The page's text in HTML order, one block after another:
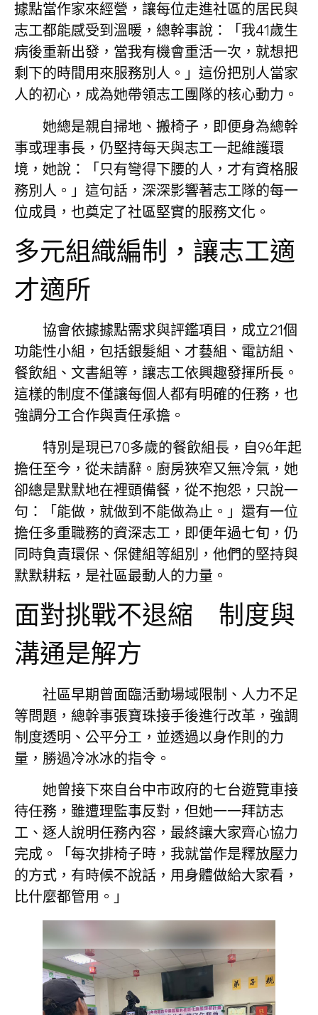
據點當作家來經營，讓每位走進社區的居民與
志工都能感受到溫暖，總幹事說：「我41歲生
病後重新出發，當我有機會重活一次，就想把
剩下的時間用來服務別人。」這份把別人當家
人的初心，成為她帶領志工團隊的核心動力。
她總是親自掃地、搬椅子，即便身為總幹
事或理事長，仍堅持每天與志工一起維護環
境，她說：「只有彎得下腰的人，才有資格服
務別人。」這句話，深深影響著志工隊的每一
位成員，也奠定了社區堅實的服務文化。
多元組織編制，讓志工適
才適所
協會依據據點需求與評鑑項目，成立21個
功能性小組，包括銀髮組、才藝組、電訪組、
餐飲組、文書組等，讓志工依興趣發揮所長。
這樣的制度不僅讓每個人都有明確的任務，也
強調分工合作與責任承擔。
特別是現已70多歲的餐飲組長，自96年起
擔任至今，從未請辭。廚房狹窄又無冷氣，她
卻總是默默地在裡頭備餐，從不抱怨，只說一
句：「能做，就做到不能做為止。」還有一位
擔任多重職務的資深志工，即便年過七旬，仍
同時負責環保、保健組等組別，他們的堅持與
默默耕耘，是社區最動人的力量。
面對挑戰不退縮 制度與
溝通是解方
社區早期曾面臨活動場域限制、人力不足
等問題，總幹事張寶珠接手後進行改革，強調
制度透明、公平分工，並透過以身作則的力
量，勝過冷冰冰的指令。
她曾接下來自台中市政府的七台遊覽車接
待任務，雖遭理監事反對，但她一一拜訪志
工、逐人說明任務內容，最終讓大家齊心協力
完成。「每次排椅子時，我就當作是釋放壓力
的方式，有時候不說話，用身體做給大家看，
比什麼都管用。」